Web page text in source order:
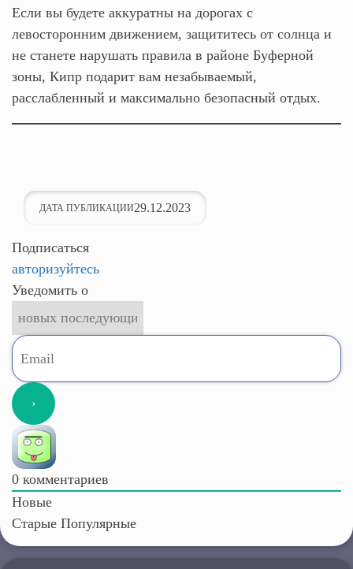
Если вы будете аккуратны на дорогах с
левосторонним движением, защититесь от солнца и
не станете нарушать правила в районе Буферной
зоны, Кипр подарит вам незабываемый,
расслабленный и максимально безопасный отдых.
ДАТА ПУБЛИКАЦИИ29.12.2023
Подписаться
авторизуйтесь
Уведомить о
0 комментариев
Новые
Старые Популярные